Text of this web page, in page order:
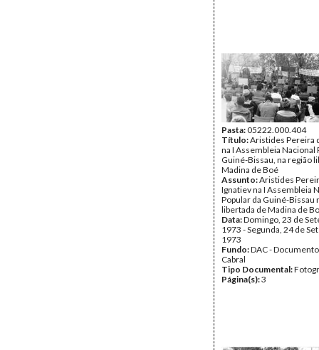
Pasta:05222.000.404
Título:Aristides Pereira
na I Assembleia Nacional
Guiné-Bissau, na região
Madina de Boé
Assunto:Aristides
Ignatiev na I Assembleia
Popular da Guiné-Bissau
libertada de Madina de
Data:Domingo, 23 de
1973 - Segunda, 24 de
1973
Fundo:DAC -
Cabral
Tipo Documental:
Página(s):3